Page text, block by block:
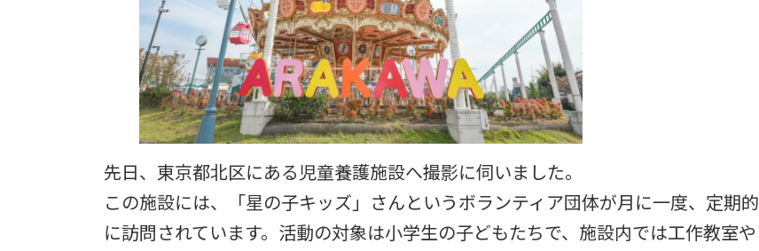
先日、東京都北区にある児童養護施設へ撮影に伺いました。
この施設には、「星の子キッズ」さんというボランティア団体が月に一度、定期的
に訪問されています。活動の対象は小学生の子どもたちで、施設内では工作教室や